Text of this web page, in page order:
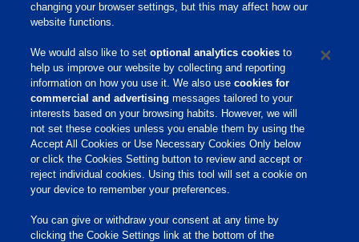
PHY-LM V4
Apatogenny
Ulster 2C 0,14-0,23
Apatogenny
enterotropowy
VG-GA 0,03
Apatogenny
enterotropowy
0,15
Lentogeniczny
klonowany
Hitchner B1
0,2 Lentogeniczny
0,35
Lentogeniczny
LaSota
0,4
Lentogeniczny
changing your browser settings, but this may affect how our
website functions.
We would also like to setoptional analytics cookies to
help us improve our website by collecting and reporting
information on how you use it. We also usecookies for
commercial and advertising messages tailored to your
interests based on your browsing habits. However, we will
not set these cookies unless you enable them by using the
Accept All Cookies or Use Necessary Cookies Only below
or click the Cookies Setting button to review and accept or
reject individual cookies. Using this tool will set a cookie on
your device to remember your preferences.
You can give or withdraw your consent at any time by
clicking the Cookie Settings link at the bottom of the